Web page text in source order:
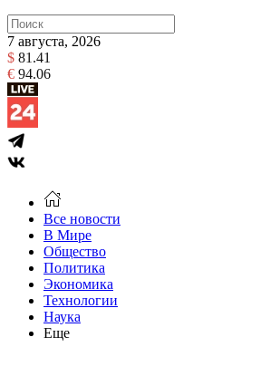
7 августа, 2026
$ 81.41
€ 94.06
Все новости
В Мире
Общество
Политика
Экономика
Технологии
Наука
Еще